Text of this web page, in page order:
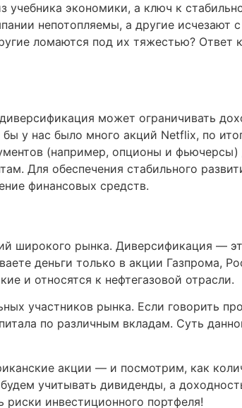
экономики, а ключ к
непотопляемы, а другие исчезают
ломаются под их тяжестью? Ответ
может ограничивать
у нас было много акций Netflix, по
(например, опционы и
Для обеспечения стабильного
финансовых средств.
широкого рынка. Диверсификация —
деньги только в акции Газпрома,
и относятся к нефтегазовой отрасли.
участников рынка. Если говорить
по различным вкладам. Суть
акции — и посмотрим, как
учитывать дивиденды, а
инвестиционного портфеля!